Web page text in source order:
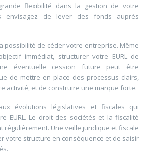
flexibilité dans la gestion de votre
envisagez de lever des fonds auprès
possibilité de céder votre entreprise. Même
immédiat, structurer votre EURL de
éventuelle cession future peut être
de mettre en place des processus clairs,
activité, et de construire une marque forte.
évolutions législatives et fiscales qui
EURL. Le droit des sociétés et la fiscalité
régulièrement. Une veille juridique et fiscale
votre structure en conséquence et de saisir